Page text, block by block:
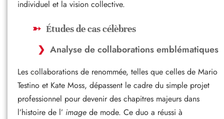
individuel et la vision collective.
Études de cas célèbres
Analyse de collaborations emblématiques
Les collaborations de renommée, telles que celles de Mario
Testino et Kate Moss, dépassent le cadre du simple projet
professionnel pour devenir des chapitres majeurs dans
l’histoire de l’ image de mode. Ce duo a réussi à